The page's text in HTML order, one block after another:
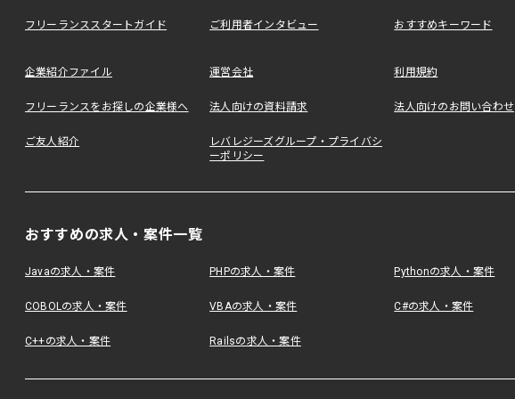
フリーランススタートガイド ご利用者インタビュー おすすめキーワード
企業紹介ファイル 運営会社 利用規約
フリーランスをお探しの企業様へ 法人向けの資料請求 法人向けのお問い合わせ
ご友人紹介
レバレジーズグループ・プライバシ
ーポリシー
おすすめの求人・案件一覧
Javaの求人・案件 PHPの求人・案件 Pythonの求人・案件
COBOLの求人・案件 VBAの求人・案件 C#の求人・案件
C++の求人・案件 Railsの求人・案件